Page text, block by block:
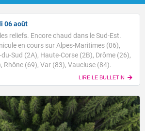
06 août
reliefs. Encore chaud dans le Sud-Est.
en cours sur Alpes-Maritimes (06),
Sud (2A), Haute-Corse (2B), Drôme (26),
Rhône (69), Var (83), Vaucluse (84).
LIRE LE BULLETIN